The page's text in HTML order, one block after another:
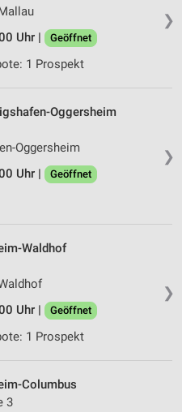
❯
Uhr |
Geöffnet
1 Prospekt
❯
Oggersheim
Oggersheim
Uhr |
Geöffnet
❯
Waldhof
Uhr |
Geöffnet
1 Prospekt
Columbus
3